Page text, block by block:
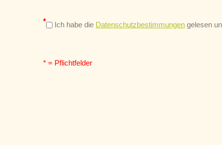
* Ich habe die Datenschutzbestimmungen gelesen
* = Pflichtfelder